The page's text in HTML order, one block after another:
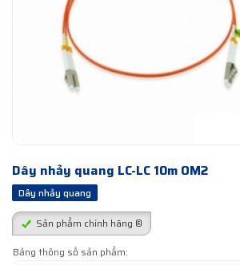
Dây nhảy quang LC-LC 10m OM2
Dây nhảy quang
Sản phẩm chính hãng ®
Bảng thông số sản phẩm: